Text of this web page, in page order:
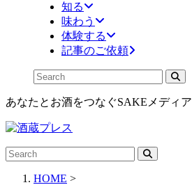
知る
味わう
体験する
記事のご依頼
あなたとお酒をつなぐSAKEメディア
HOME >